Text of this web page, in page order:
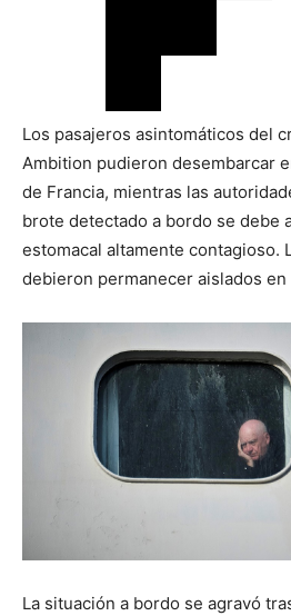
Los pasajeros asintomáticos del
Ambition pudieron desembarcar
de Francia, mientras las
brote detectado a bordo se debe
estomacal altamente contagioso.
debieron permanecer aislados en
La situación a bordo se agravó